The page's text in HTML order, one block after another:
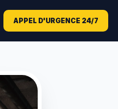
APPEL D'URGENCE 24/7